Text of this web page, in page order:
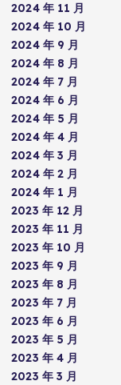
2024 年 11 月
2024 年 10 月
2024 年 9 月
2024 年 8 月
2024 年 7 月
2024 年 6 月
2024 年 5 月
2024 年 4 月
2024 年 3 月
2024 年 2 月
2024 年 1 月
2023 年 12 月
2023 年 11 月
2023 年 10 月
2023 年 9 月
2023 年 8 月
2023 年 7 月
2023 年 6 月
2023 年 5 月
2023 年 4 月
2023 年 3 月